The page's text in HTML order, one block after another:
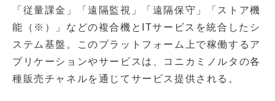
「従量課金」「遠隔監視」「遠隔保守」「ストア機
能（※）」などの複合機とITサービスを統合したシ
ステム基盤。このプラットフォーム上で稼働するア
プリケーションやサービスは、コニカミノルタの各
種販売チャネルを通じてサービス提供される。